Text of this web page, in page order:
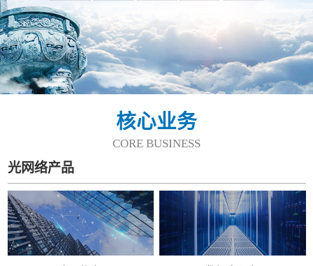
核心业务
CORE BUSINESS
光网络产品